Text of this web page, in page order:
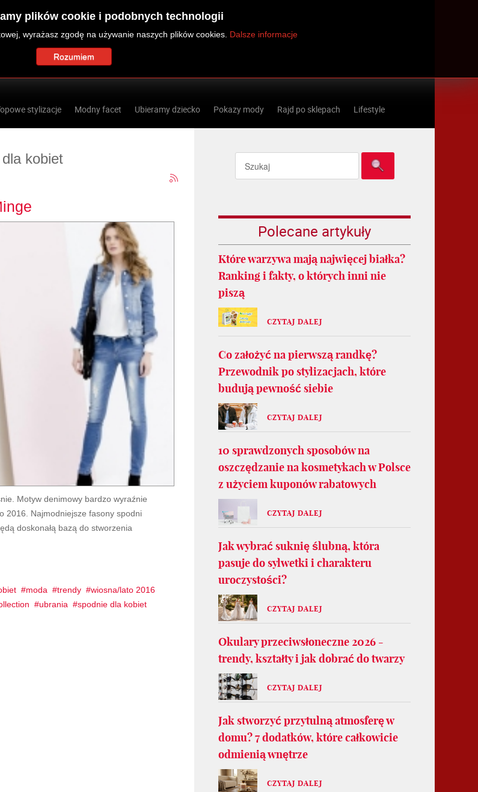
stylizacje Modny facet Ubieramy dziecko Pokazy mody Rajd po sklepach Lifestyle
kobiet
Motyw denimowy bardzo wyraźnie
2016. Najmodniejsze fasony spodni
doskonałą bazą do stworzenia
moda trendy
wiosna/lato 2016
ubrania spodnie dla kobiet
Polecane artykuły
Które warzywa mają najwięcej białka?
Ranking i fakty, o których inni nie
piszą
CZYTAJ DALEJ
Co założyć na pierwszą randkę?
Przewodnik po stylizacjach, które
budują pewność siebie
CZYTAJ DALEJ
10 sprawdzonych sposobów na
oszczędzanie na kosmetykach w Polsce
z użyciem kuponów rabatowych
CZYTAJ DALEJ
Jak wybrać suknię ślubną, która
pasuje do sylwetki i charakteru
uroczystości?
CZYTAJ DALEJ
Okulary przeciwsłoneczne 2026 -
trendy, kształty i jak dobrać do twarzy
CZYTAJ DALEJ
Jak stworzyć przytulną atmosferę w
domu? 7 dodatków, które całkowicie
odmienią wnętrze
CZYTAJ DALEJ
plików cookie i podobnych technologii
wyrażasz zgodę na używanie naszych plików cookies. Dalsze informacje
Rozumiem